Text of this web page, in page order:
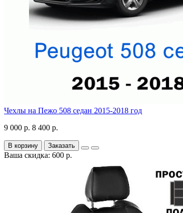
Чехлы на Пежо 508 седан 2015-2018 год
9 000 р. 8 400 р.
В корзину Заказать
Ваша скидка: 600 р.